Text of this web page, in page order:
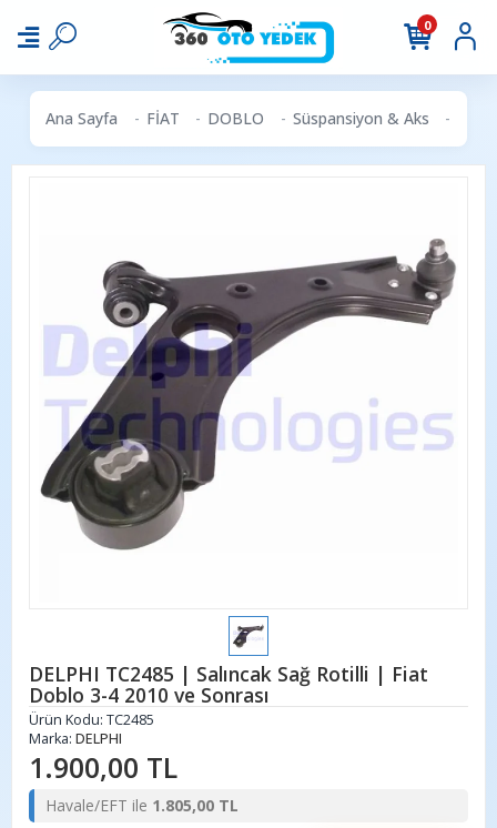
0
Ana Sayfa FİAT DOBLO Süspansiyon & Aks
DELPHI TC2485 | Salıncak Sağ Rotilli | Fiat
Doblo 3-4 2010 ve Sonrası
Ürün Kodu: TC2485
Marka: DELPHI
1.900,00 TL
Havale/EFT ile 1.805,00 TL